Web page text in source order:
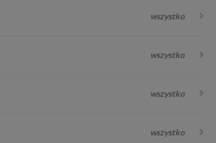
wszystko
wszystko
wszystko
wszystko